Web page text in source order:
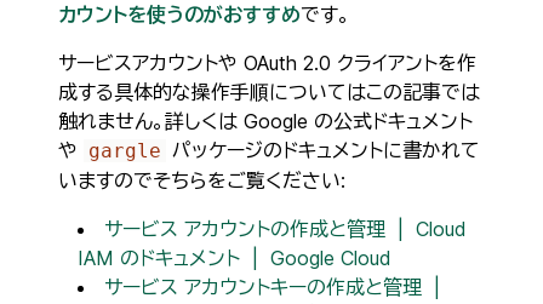
カウントを使うのがおすすめです。
サービスアカウントや OAuth 2.0 クライアントを作
成する具体的な操作手順についてはこの記事では
触れません。詳しくは Google の公式ドキュメント
や gargle パッケージのドキュメントに書かれて
いますのでそちらをご覧ください:
サービス アカウントの作成と管理 | Cloud
IAM のドキュメント | Google Cloud
サービス アカウントキーの作成と管理 |